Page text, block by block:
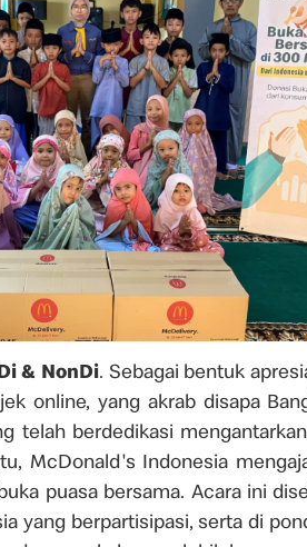
& NonDi. Sebagai bentuk
online, yang akrab disapa
telah berdedikasi mengantarkan
McDonald's Indonesia
puasa bersama. Acara ini
yang berpartisipasi, serta di